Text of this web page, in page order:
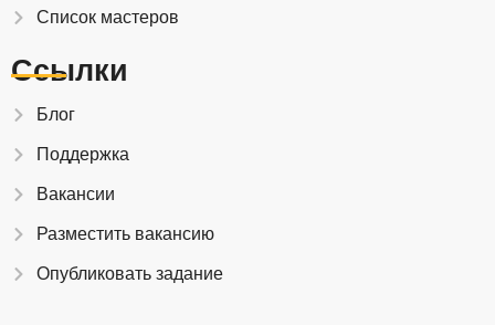
Список мастеров
Ссылки
Блог
Поддержка
Вакансии
Разместить вакансию
Опубликовать задание